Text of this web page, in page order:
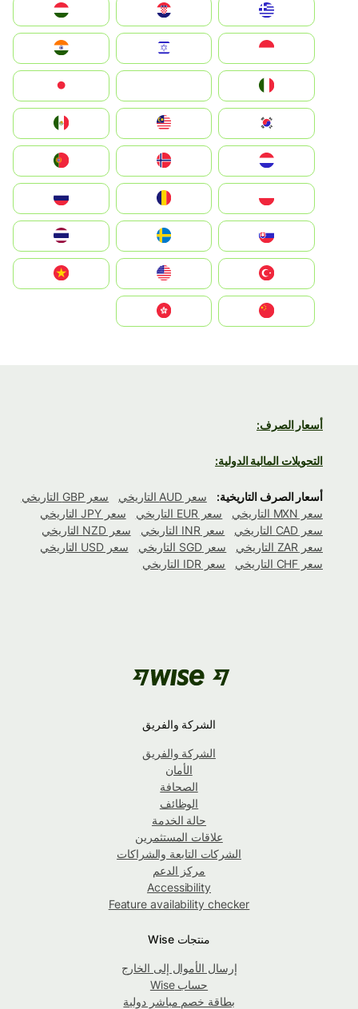
Hrvatska
Magyarország
Indonesia
South Korea
Nederland
Portugal
România
Slovensko
United States
Vietnam
أسعار الصرف:
التحويلات المالية الدولية:
أسعار الصرف التاريخية: سعر AUD التاريخي
سعر GBP التاريخي
سعر MXN التاريخي
سعر EUR التاريخي
سعر JPY التاريخي
سعر CAD التاريخي
سعر INR التاريخي
سعر NZD التاريخي
سعر ZAR التاريخي
سعر SGD التاريخي
سعر USD التاريخي
سعر CHF التاريخي
سعر IDR التاريخي
الشركة والفريق
الشركة والفريق
الأمان
الصحافة
الوظائف
حالة الخدمة
علاقات المستثمرين
الشركات التابعة والشراكات
مركز الدعم
Accessibility
Feature availability checker
منتجات Wise
إرسال الأموال إلى الخارج
حساب Wise
بطاقة خصم مباشر دولية